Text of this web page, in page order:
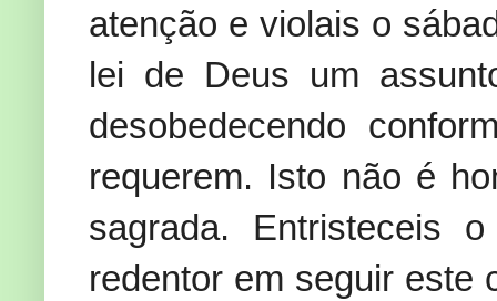
atenção e violais o
lei de Deus um
desobedecendo
requerem. Isto não é
sagrada. Entristeceis
redentor em seguir este